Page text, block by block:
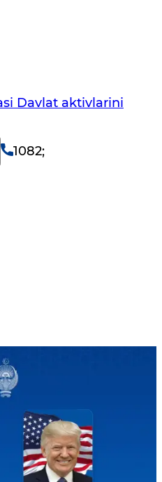
Davlat aktivlarini
1082;